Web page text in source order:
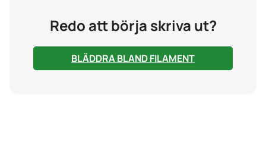
Redo att börja skriva ut?
BLÄDDRA BLAND FILAMENT